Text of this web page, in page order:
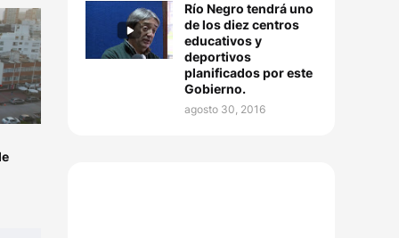
Río Negro tendrá uno
de los diez centros
educativos y
deportivos
planificados por este
Gobierno.
agosto 30, 2016